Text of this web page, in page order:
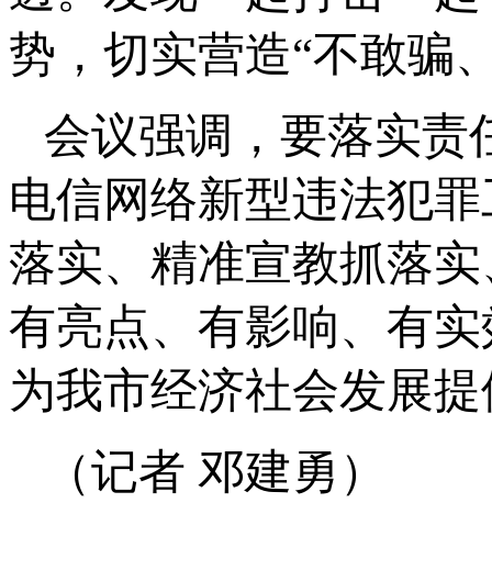
势，切实营造“不敢骗
会议强调，要落实责
电信网络新型违法犯
落实、精准宣教抓落
有亮点、有影响、有
为我市经济社会发展
（记者 邓建勇）